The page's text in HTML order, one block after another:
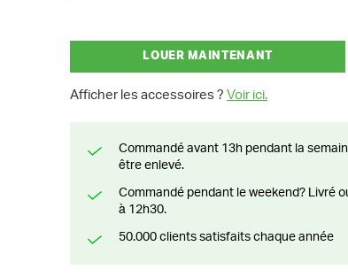
LOUER MAINTENANT
Afficher les accessoires ? Voir ici.
Commandé avant 13h pendant la semaine? Livré le jour suivant ou prêt à
être enlevé.
Commandé pendant le weekend? Livré ou prêt à être enlevé à partir du lundi
à 12h30.
50.000 clients satisfaits chaque année